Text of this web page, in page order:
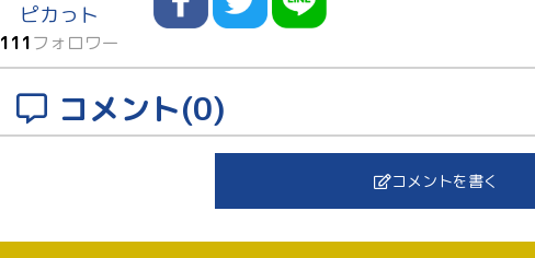
ピカっト
111フォロワー
コメント(0)
コメントを書く